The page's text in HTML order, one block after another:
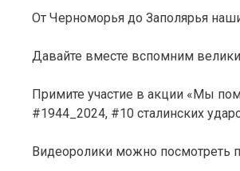
От Черноморья до Заполярья
Давайте вместе вспомним
Примите участие в акции «Мы
#1944_2024, #10 сталинских
Видеоролики можно посмотреть